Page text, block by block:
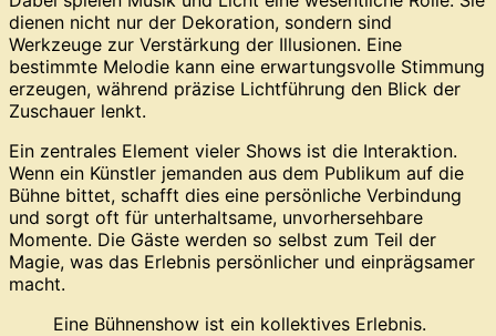
dienen nicht nur der Dekoration, sondern sind
Werkzeuge zur Verstärkung der Illusionen. Eine
bestimmte Melodie kann eine erwartungsvolle Stimmung
erzeugen, während präzise Lichtführung den Blick der
Zuschauer lenkt.
Ein zentrales Element vieler Shows ist die Interaktion.
Wenn ein Künstler jemanden aus dem Publikum auf die
Bühne bittet, schafft dies eine persönliche Verbindung
und sorgt oft für unterhaltsame, unvorhersehbare
Momente. Die Gäste werden so selbst zum Teil der
Magie, was das Erlebnis persönlicher und einprägsamer
macht.
Eine Bühnenshow ist ein kollektives Erlebnis.